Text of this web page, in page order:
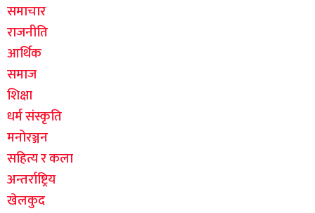
समाचार
राजनीति
आर्थिक
समाज
शिक्षा
धर्म संस्कृति
मनोरञ्जन
सहित्य र कला
अन्तर्राष्ट्रिय
खेलकुद